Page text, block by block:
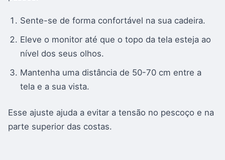
Sente-se de forma confortável na sua cadeira.
Eleve o monitor até que o topo da tela esteja ao
nível dos seus olhos.
Mantenha uma distância de 50-70 cm entre a
tela e a sua vista.
Esse ajuste ajuda a evitar a tensão no pescoço e na
parte superior das costas.